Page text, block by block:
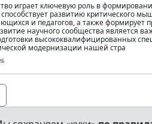
играет ключевую роль в
развитию критического
и педагогов, а также
научного сообщества является
высококвалифицированных
модернизации нашей стра